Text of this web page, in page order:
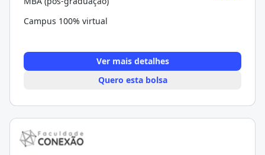
Campus 100% virtual
Ver mais detalhes
Quero esta bolsa